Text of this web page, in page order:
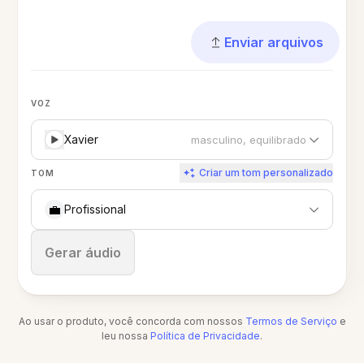
Enviar arquivos
VOZ
Xavier masculino, equilibrado
TOM Criar um tom personalizado
💼 Profissional
Gerar áudio
Parar
Ao usar o produto, você concorda com nossos Termos de Serviço e
leu nossa Política de Privacidade.